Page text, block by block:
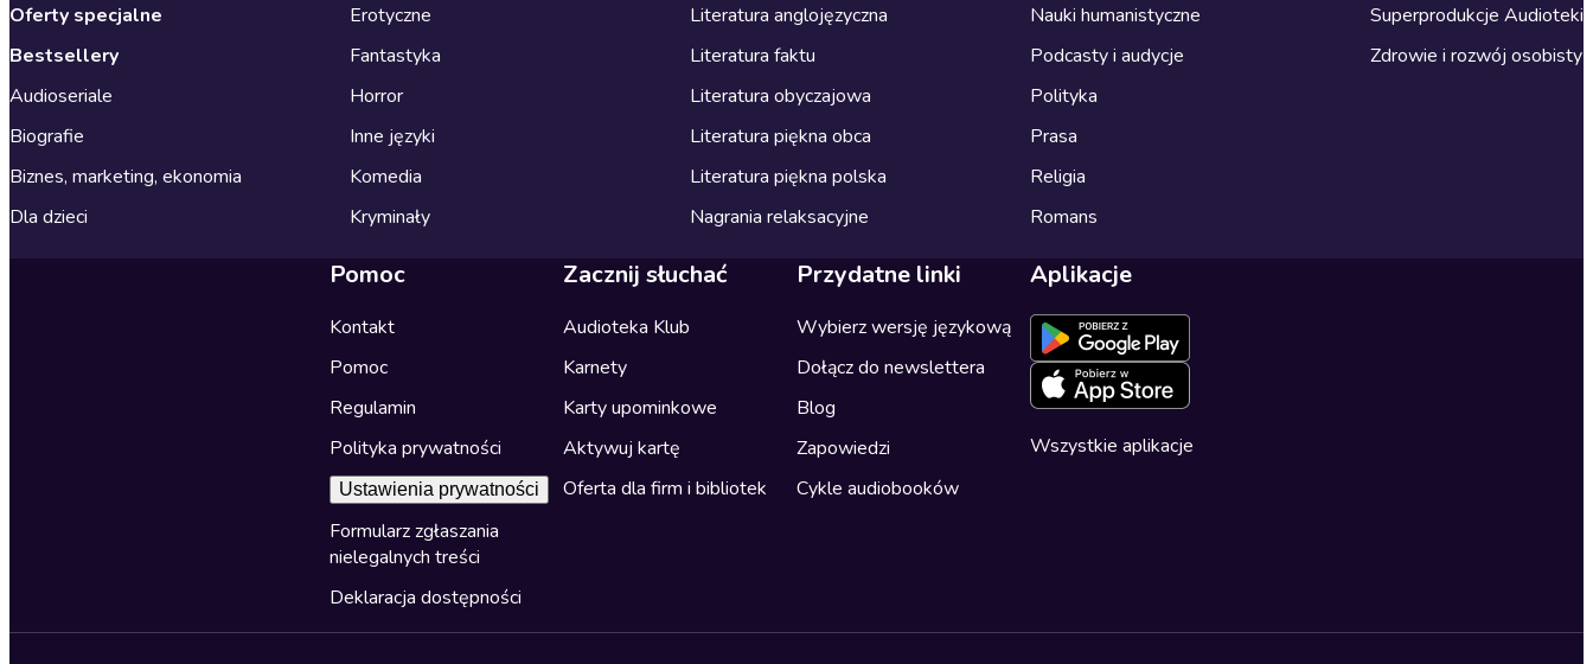
Oferty specjalne
Bestsellery
Audioseriale
Biografie
Biznes, marketing, ekonomia
Dla dzieci
Erotyczne
Fantastyka
Horror
Inne języki
Komedia
Kryminały
Literatura anglojęzyczna
Literatura faktu
Literatura obyczajowa
Literatura piękna obca
Literatura piękna polska
Nagrania relaksacyjne
Nauki humanistyczne
Podcasty i audycje
Polityka
Prasa
Religia
Romans
Superprodukcje Audioteki
Zdrowie i rozwój osobisty
Pomoc
Kontakt
Pomoc
Regulamin
Polityka prywatności
Ustawienia prywatności
Formularz zgłaszania
nielegalnych treści
Deklaracja dostępności
Zacznij słuchać
Audioteka Klub
Karnety
Karty upominkowe
Aktywuj kartę
Oferta dla firm i bibliotek
Przydatne linki
Wybierz wersję językową
Dołącz do newslettera
Blog
Zapowiedzi
Cykle audiobooków
Aplikacje
Wszystkie aplikacje